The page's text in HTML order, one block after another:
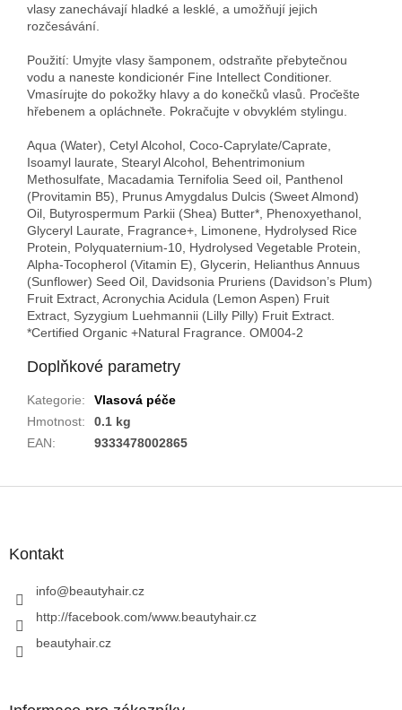
vlasy zanechávají hladké a lesklé, a umožňují jejich
rozčesávání.
Použití: Umyjte vlasy šamponem, odstraňte přebytečnou
vodu a naneste kondicionér Fine Intellect Conditioner.
Vmasírujte do pokožky hlavy a do konečků vlasů . Pročešte
hřebenem a opláchněte. Pokračujte v obvyklém stylingu.
Aqua (Water), Cetyl Alcohol, Coco-Caprylate/Caprate,
Isoamyl laurate, Stearyl Alcohol, Behentrimonium
Methosulfate, Macadamia Ternifolia Seed oil, Panthenol
(Provitamin B5), Prunus Amygdalus Dulcis (Sweet Almond)
Oil, Butyrospermum Parkii (Shea) Butter*, Phenoxyethanol,
Glyceryl Laurate, Fragrance+, Limonene, Hydrolysed Rice
Protein, Polyquaternium-10, Hydrolysed Vegetable Protein,
Alpha-Tocopherol (Vitamin E), Glycerin, Helianthus Annuus
(Sunflower) Seed Oil, Davidsonia Pruriens (Davidson’s Plum)
Fruit Extract, Acronychia Acidula (Lemon Aspen) Fruit
Extract, Syzygium Luehmannii (Lilly Pilly) Fruit Extract.
*Certified Organic +Natural Fragrance. OM004-2
Doplňkové parametry
Kategorie:
Vlasová péče
Hmotnost:
0.1 kg
EAN: 9333478002865
Kontakt
info@beautyhair.cz
http://facebook.com/www.beautyhair.cz
beautyhair.cz